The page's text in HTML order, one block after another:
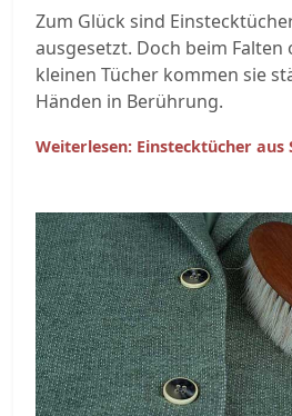
Zum Glück sind
ausgesetzt. Doch beim Falten
kleinen Tücher kommen sie
Händen in Berührung.
Weiterlesen: Einstecktücher aus